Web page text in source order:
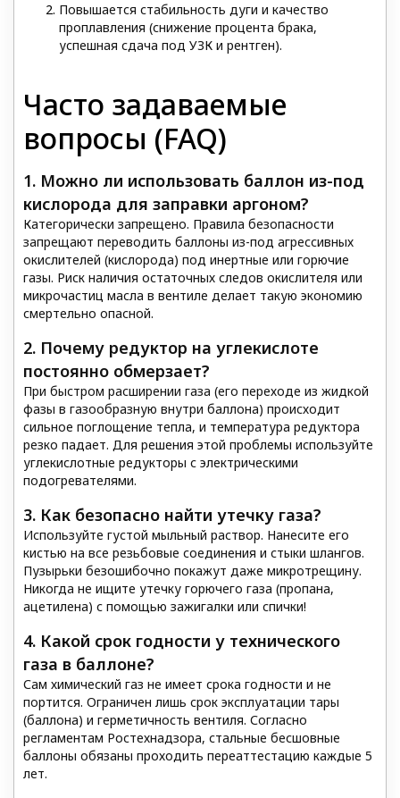
Повышается стабильность дуги и качество
проплавления (снижение процента брака,
успешная сдача под УЗК и рентген).
Часто задаваемые
вопросы (FAQ)
1. Можно ли использовать баллон из-под
кислорода для заправки аргоном?
Категорически запрещено. Правила безопасности
запрещают переводить баллоны из-под агрессивных
окислителей (кислорода) под инертные или горючие
газы. Риск наличия остаточных следов окислителя или
микрочастиц масла в вентиле делает такую экономию
смертельно опасной.
2. Почему редуктор на углекислоте
постоянно обмерзает?
При быстром расширении газа (его переходе из жидкой
фазы в газообразную внутри баллона) происходит
сильное поглощение тепла, и температура редуктора
резко падает. Для решения этой проблемы используйте
углекислотные редукторы с электрическими
подогревателями.
3. Как безопасно найти утечку газа?
Используйте густой мыльный раствор. Нанесите его
кистью на все резьбовые соединения и стыки шлангов.
Пузырьки безошибочно покажут даже микротрещину.
Никогда не ищите утечку горючего газа (пропана,
ацетилена) с помощью зажигалки или спички!
4. Какой срок годности у технического
газа в баллоне?
Сам химический газ не имеет срока годности и не
портится. Ограничен лишь срок эксплуатации тары
(баллона) и герметичность вентиля. Согласно
регламентам Ростехнадзора, стальные бесшовные
баллоны обязаны проходить переаттестацию каждые 5
лет.